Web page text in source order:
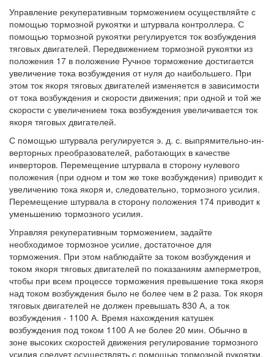
Управление рекуперативным торможением осуществляйте с
помощью тормозной рукоятки и штурвала контроллера. С
помощью тормозной рукоятки регулируется ток возбуждения
тяговых двигателей. Передвижением тормозной рукоятки из
положения 17 в положение Ручное торможение достигается
увеличение тока возбуждения от нуля до наибольшего. При
этом ток якоря тяговых двигателей изменяется в зависимости
от тока возбуждения и скорости движения; при одной и той же
скорости с увеличением тока возбуждения увеличивается ток
якоря тяговых двигателей.
С помощью штурвала регулируется э. д. с. выпрямительно-ин-
верторных преобразователей, работающих в качестве
инверторов. Перемещение штурвала в сторону нулевого
положения (при одном и том же токе возбуждения) приводит к
увеличению тока якоря и, следовательно, тормозного усилия.
Перемещение штурвала в сторону положения 174 приводит к
уменьшению тормозного усилия.
Управляя рекуперативным торможением, задайте
необходимое тормозное усилие, достаточное для
торможения. При этом наблюдайте за током возбуждения и
током якоря тяговых двигателей по показаниям амперметров,
чтобы при всем процессе торможения превышение тока якоря
над током возбуждения было не более чем в 2 раза. Ток якоря
тяговых двигателей не должен превышать 830 А, а ток
возбуждения - 1100 А. Время нахождения катушек
возбуждения под током 1100 А не более 20 мин. Обычно в
зоне высоких скоростей движения регулирование тормозного
усилия следует осуществлять с помощью тормозной рукоятки,